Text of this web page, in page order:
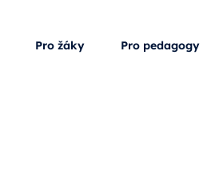
Pro žáky Pro pedagogy